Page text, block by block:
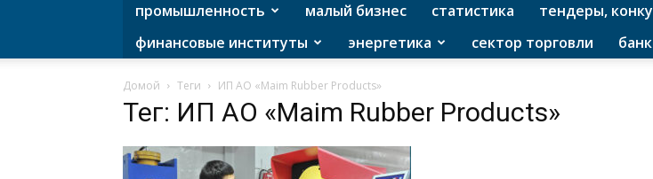
промышленность
малый бизнес статистика тендеры,
финансовые институты
энергетика сектор торговли
Домой Теги ИП АО «Maim Rubber Products»
Тег: ИП АО «Maim Rubber Products»